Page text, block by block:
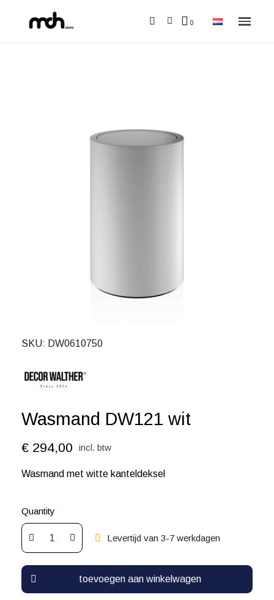
SKU DW0610750
Wasmand DW121 wit
€ 294,00 incl. btw
Wasmand met witte kanteldeksel
Quantity
Levertijd van 3-7 werkdagen
toevoegen aan winkelwagen